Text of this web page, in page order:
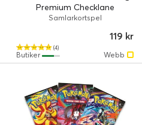
Premium Checklane
Samlarkortspel
(4)
119 kr
Webb
Butiker